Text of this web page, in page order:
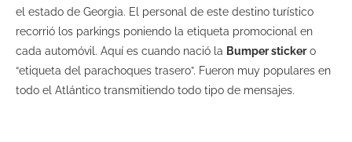
el estado de Georgia. El personal de este destino turístico
recorrió los parkings poniendo la etiqueta promocional en
cada automóvil. Aquí es cuando nació la Bumper stickero
“etiqueta del parachoques trasero”. Fueron muy populares en
todo el Atlántico transmitiendo todo tipo de mensajes.